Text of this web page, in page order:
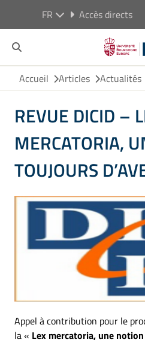
FR Accès directs
Accueil Articles Actualités
REVUE DICID –
MERCATORIA,
TOUJOURS
Appel à contribution pour le
la « Lex mercatoria, une